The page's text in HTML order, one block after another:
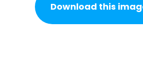
Download this